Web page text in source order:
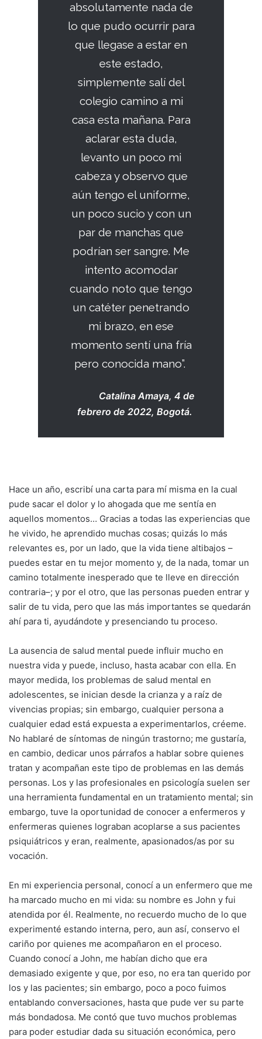
absolutamente nada de
lo que pudo ocurrir para
que llegase a estar en
este estado,
simplemente salí del
colegio camino a mi
casa esta mañana. Para
aclarar esta duda,
levanto un poco mi
cabeza y observo que
aún tengo el uniforme,
un poco sucio y con un
par de manchas que
podrían ser sangre. Me
intento acomodar
cuando noto que tengo
un catéter penetrando
mi brazo, en ese
momento sentí una fría
pero conocida mano”.
Catalina Amaya, 4 de
febrero de 2022, Bogotá.
Hace un año, escribí una carta para mí misma en la cual
pude sacar el dolor y lo ahogada que me sentía en
aquellos momentos… Gracias a todas las experiencias que
he vivido, he aprendido muchas cosas; quizás lo más
relevantes es, por un lado, que la vida tiene altibajos –
puedes estar en tu mejor momento y, de la nada, tomar un
camino totalmente inesperado que te lleve en dirección
contraria–; y por el otro, que las personas pueden entrar y
salir de tu vida, pero que las más importantes se quedarán
ahí para ti, ayudándote y presenciando tu proceso.
La ausencia de salud mental puede influir mucho en
nuestra vida y puede, incluso, hasta acabar con ella. En
mayor medida, los problemas de salud mental en
adolescentes, se inician desde la crianza y a raíz de
vivencias propias; sin embargo, cualquier persona a
cualquier edad está expuesta a experimentarlos, créeme.
No hablaré de síntomas de ningún trastorno; me gustaría,
en cambio, dedicar unos párrafos a hablar sobre quienes
tratan y acompañan este tipo de problemas en las demás
personas. Los y las profesionales en psicología suelen ser
una herramienta fundamental en un tratamiento mental; sin
embargo, tuve la oportunidad de conocer a enfermeros y
enfermeras quienes lograban acoplarse a sus pacientes
psiquiátricos y eran, realmente, apasionados/as por su
vocación.
En mi experiencia personal, conocí a un enfermero que me
ha marcado mucho en mi vida: su nombre es John y fui
atendida por él. Realmente, no recuerdo mucho de lo que
experimenté estando interna, pero, aun así, conservo el
cariño por quienes me acompañaron en el proceso.
Cuando conocí a John, me habían dicho que era
demasiado exigente y que, por eso, no era tan querido por
los y las pacientes; sin embargo, poco a poco fuimos
entablando conversaciones, hasta que pude ver su parte
más bondadosa. Me contó que tuvo muchos problemas
para poder estudiar dada su situación económica, pero